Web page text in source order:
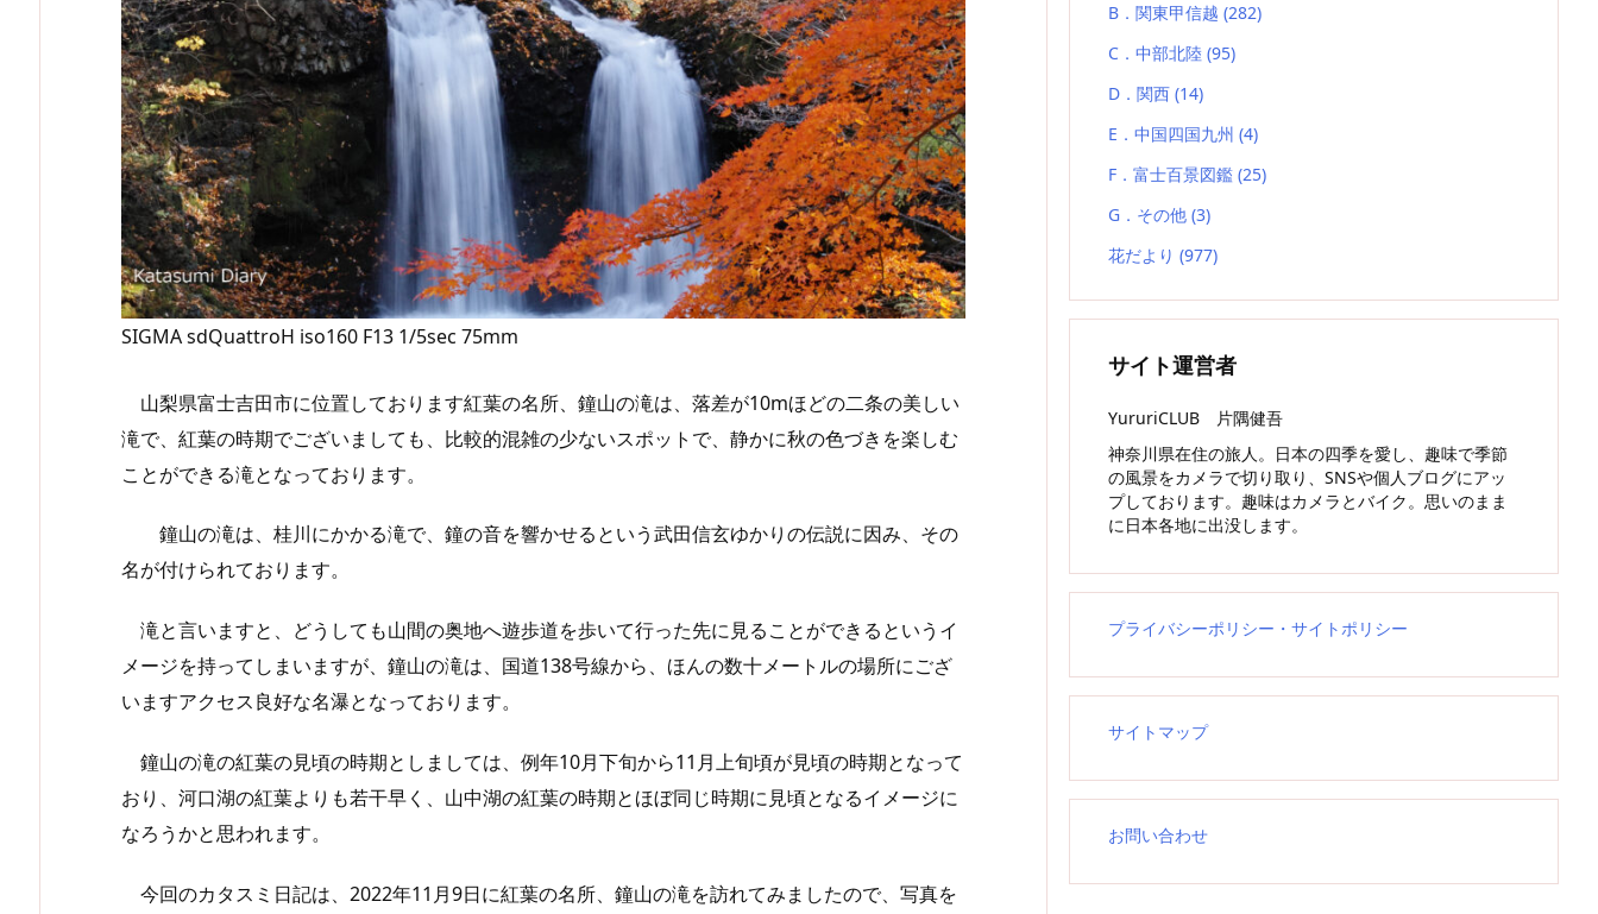
SIGMA sdQuattroH iso160 F13 1/5sec 75mm
山梨県富士吉田市に位置しております紅葉の名所、鐘山の滝は、落差が10mほどの二条の美しい
滝で、紅葉の時期でございましても、比較的混雑の少ないスポットで、静かに秋の色づきを楽しむ
ことができる滝となっております。
鐘山の滝は、桂川にかかる滝で、鐘の音を響かせるという武田信玄ゆかりの伝説に因み、その
名が付けられております。
滝と言いますと、どうしても山間の奥地へ遊歩道を歩いて行った先に見ることができるというイ
メージを持ってしまいますが、鐘山の滝は、国道138号線から、ほんの数十メートルの場所にござ
いますアクセス良好な名瀑となっております。
鐘山の滝の紅葉の見頃の時期としましては、例年10月下旬から11月上旬頃が見頃の時期となって
おり、河口湖の紅葉よりも若干早く、山中湖の紅葉の時期とほぼ同じ時期に見頃となるイメージに
なろうかと思われます。
今回のカタスミ日記は、2022年11月9日に紅葉の名所、鐘山の滝を訪れてみましたので、写真を
B．関東甲信越 (282)
C．中部北陸 (95)
D．関西 (14)
E．中国四国九州 (4)
F．富士百景図鑑 (25)
G．その他 (3)
花だより (977)
サイト運営者
YururiCLUB 片隅健吾
神奈川県在住の旅人。日本の四季を愛し、趣味で季節
の風景をカメラで切り取り、SNSや個人ブログにアッ
プしております。趣味はカメラとバイク。思いのまま
に日本各地に出没します。
プライバシーポリシー・サイトポリシー
サイトマップ
お問い合わせ